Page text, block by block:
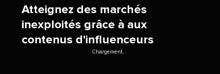
Atteignez des marchés
inexploités grâce à aux
contenus d'influenceurs​​
Chargement...​​